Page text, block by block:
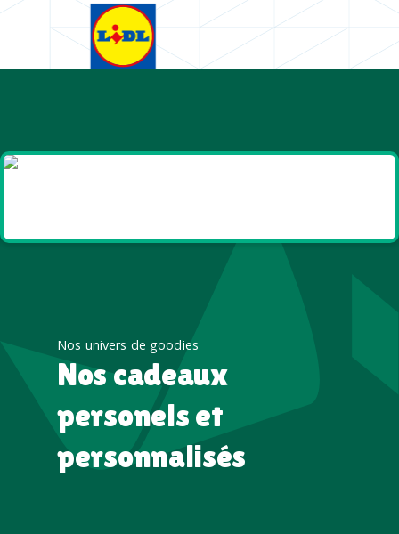
Nos univers de goodies
Nos cadeaux
personels et
personnalisés